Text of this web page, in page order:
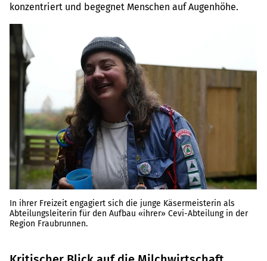
konzentriert und begegnet Menschen auf Augenhöhe.
In ihrer Freizeit engagiert sich die junge Käsermeisterin als
Abteilungsleiterin für den Aufbau «ihrer» Cevi-Abteilung in der
Region Fraubrunnen.